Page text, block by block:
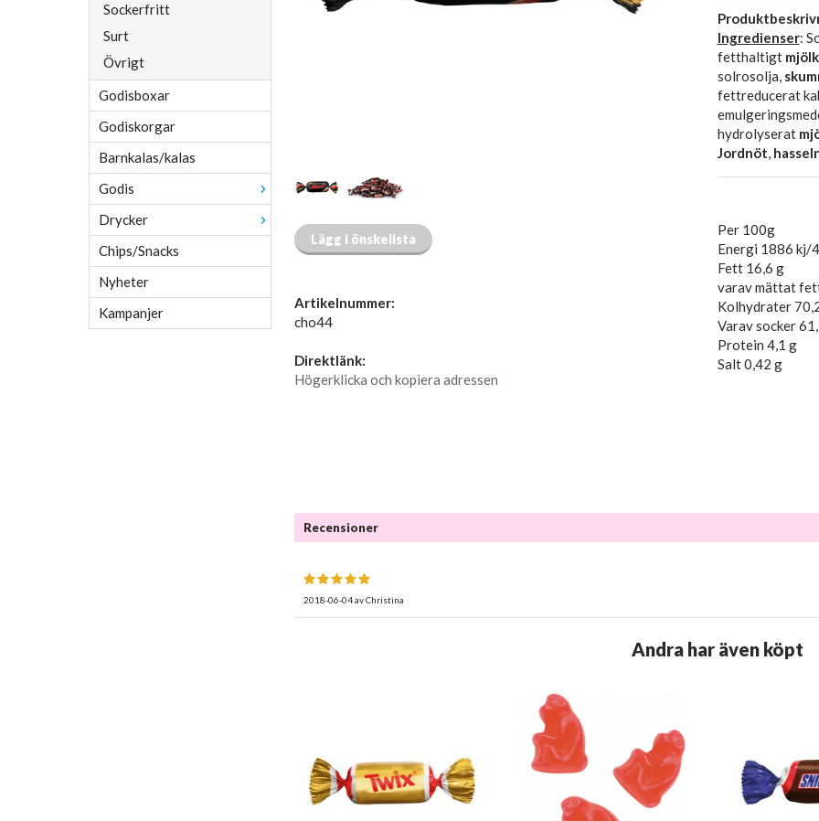
Sockerfritt
Surt
Övrigt
Godisboxar
Godiskorgar
Barnkalas/kalas
Godis
Drycker
Chips/Snacks
Nyheter
Kampanjer
Ingredienser:
fetthaltigt
solrosolja,
fettreducerat
hydrolyserat
Jordnöt,
Per 100g
Energi 1886 kj/
Fett 16,6 g
varav mättat
Kolhydrater
Varav socker
Protein 4,1 g
Salt 0,42 g
Lägg i önskelista
Artikelnummer:
cho44
Direktlänk:
Högerklicka och kopiera adressen
Recensioner
2018-06-04avChristina
Andra har även köpt